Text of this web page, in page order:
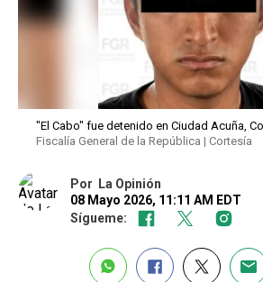
"El Cabo" fue detenido en Ciudad Acuña,
Fiscalía General de la República | Cortesía
Por La Opinión
08 Mayo 2026, 11:11 AM EDT
Sígueme: